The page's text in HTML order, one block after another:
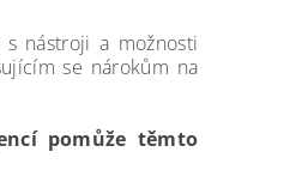
nástroji a možnosti
se nárokům na
pomůže těmto